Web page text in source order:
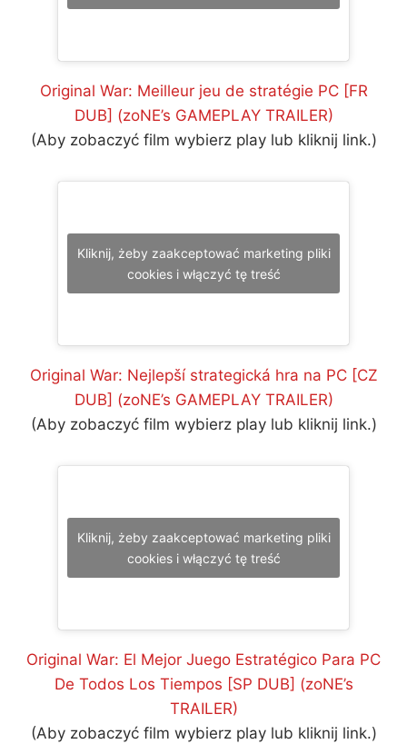
Original War: Meilleur jeu de stratégie PC [FR
DUB] (zoNE’s GAMEPLAY TRAILER)
(Aby zobaczyć film wybierz play lub kliknij link.)
Kliknij, żeby zaakceptować marketing pliki
cookies i włączyć tę treść
Original War: Nejlepší strategická hra na PC [CZ
DUB] (zoNE’s GAMEPLAY TRAILER)
(Aby zobaczyć film wybierz play lub kliknij link.)
Kliknij, żeby zaakceptować marketing pliki
cookies i włączyć tę treść
Original War: El Mejor Juego Estratégico Para PC
De Todos Los Tiempos [SP DUB] (zoNE’s
TRAILER)
(Aby zobaczyć film wybierz play lub kliknij link.)